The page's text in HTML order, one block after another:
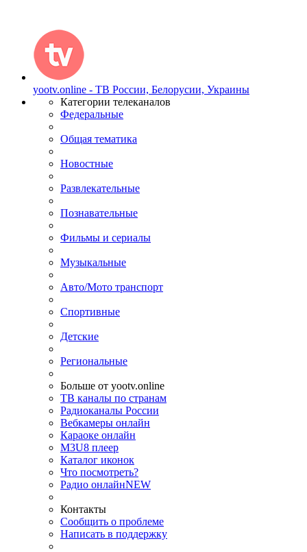
yootv.online - ТВ России, Белорусии, Украины
Категории телеканалов
Федеральные
Общая тематика
Новостные
Развлекательные
Познавательные
Фильмы и сериалы
Музыкальные
Авто/Мото транспорт
Спортивные
Детские
Региональные
Больше от yootv.online
ТВ каналы по странам
Радиоканалы России
Вебкамеры онлайн
Караоке онлайн
M3U8 плеер
Каталог иконок
Что посмотреть?
Радио онлайнNEW
Контакты
Сообщить о проблеме
Написать в поддержку